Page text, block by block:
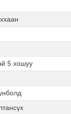
5 хошуу